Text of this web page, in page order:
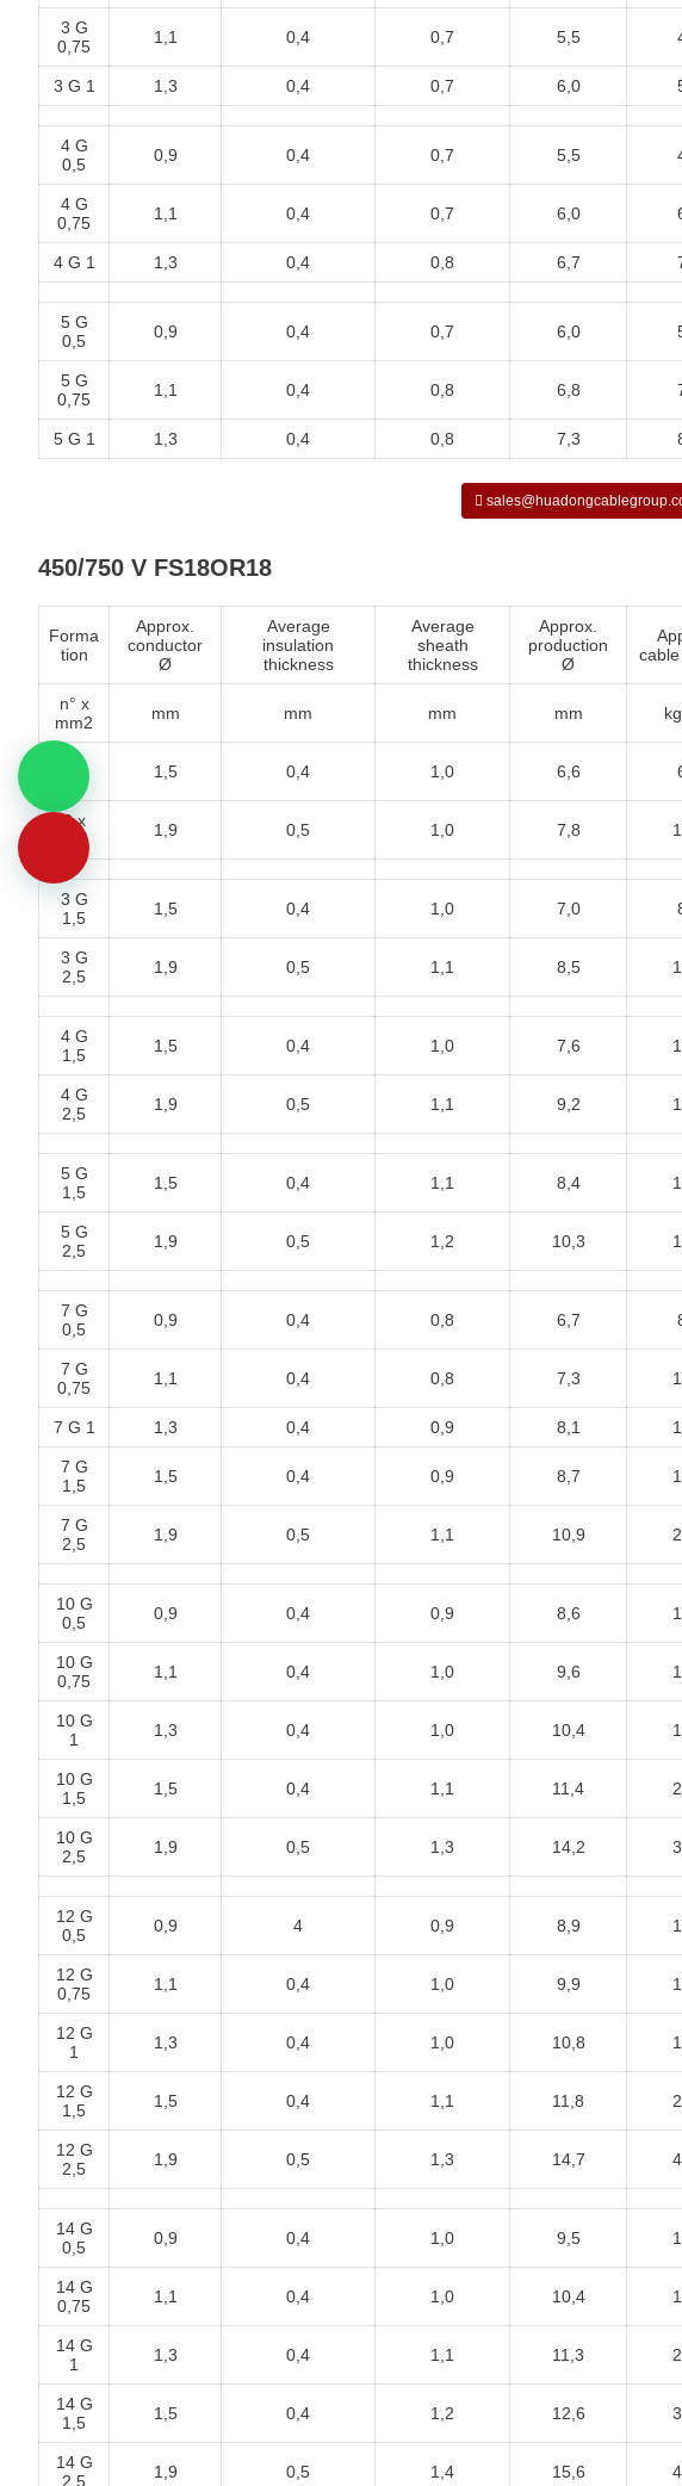
3 G
0,75
1,1 0,4 0,7 5,5
3 G 1 1,3 0,4 0,7 6,0
4 G
0,5
0,9 0,4 0,7 5,5
4 G
0,75
1,1 0,4 0,7 6,0
4 G 1 1,3 0,4 0,8 6,7
5 G
0,5
0,9 0,4 0,7 6,0
5 G
0,75
1,1 0,4 0,8 6,8
5 G 1 1,3 0,4 0,8 7,3
450/750 V FS18OR18
Forma
tion
Approx.
conductor
Ø
Average
insulation
thickness
Average
sheath
thickness
Approx.
production
Ø
n° x
mm2
mm mm mm mm
2 x
1,5 0,4 1,0 6,6
2 x
1,9 0,5 1,0 7,8
3 G
1,5
1,5 0,4 1,0 7,0
3 G
2,5
1,9 0,5 1,1 8,5
4 G
1,5
1,5 0,4 1,0 7,6
4 G
2,5
1,9 0,5 1,1 9,2
5 G
1,5
1,5 0,4 1,1 8,4
5 G
2,5
1,9 0,5 1,2 10,3
7 G
0,5
0,9 0,4 0,8 6,7
7 G
0,75
1,1 0,4 0,8 7,3
7 G 1 1,3 0,4 0,9 8,1
7 G
1,5
1,5 0,4 0,9 8,7
7 G
2,5
1,9 0,5 1,1 10,9
10 G
0,5
0,9 0,4 0,9 8,6
10 G
0,75
1,1 0,4 1,0 9,6
10 G
1
1,3 0,4 1,0 10,4
10 G
1,5
1,5 0,4 1,1 11,4
10 G
2,5
1,9 0,5 1,3 14,2
12 G
0,5
0,9 4 0,9 8,9
12 G
0,75
1,1 0,4 1,0 9,9
12 G
1
1,3 0,4 1,0 10,8
12 G
1,5
1,5 0,4 1,1 11,8
12 G
2,5
1,9 0,5 1,3 14,7
14 G
0,5
0,9 0,4 1,0 9,5
14 G
0,75
1,1 0,4 1,0 10,4
14 G
1
1,3 0,4 1,1 11,3
14 G
1,5
1,5 0,4 1,2 12,6
14 G
2,5
1,9 0,5 1,4 15,6